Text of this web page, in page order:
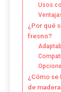
Usos
¿Por qué
fresno?
¿Cómo
de